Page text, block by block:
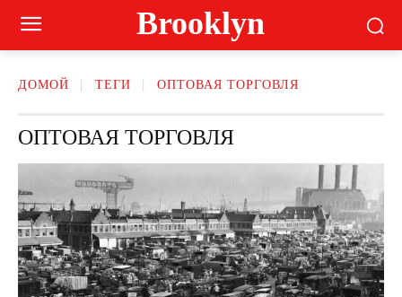
Brooklyn
ДОМОЙ ТЕГИ ОПТОВАЯ ТОРГОВЛЯ
ОПТОВАЯ ТОРГОВЛЯ